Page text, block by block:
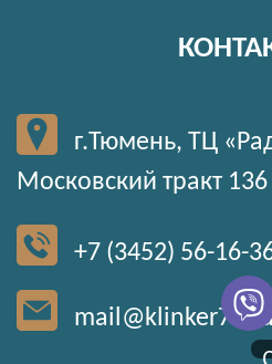
г.Тюмень, ТЦ
Московский тракт 136
+7 (3452) 56-16-